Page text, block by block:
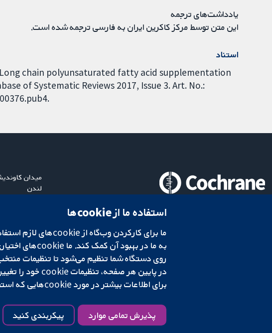
یادداشت‌های ترجمه
این متن توسط مرکز کاکرین ایران به فارسی ترجمه شده است.
استناد
Long chain polyunsaturated fatty acid supplementation
of Systematic Reviews 2017, Issue 3. Art. No.:
میدان کاوندیش
لندن
شبکه همکاری کاکرین، یک مؤسسه خیریه (شماره 1045921) و یک شرکت با مسئولیت محدود به‌صورت ضمانت (شماره 03044323) ثبت‌شده در انگلستان و ولز است. شماره ثبت مالیات بر ارزش افزوده: GB 718 2127 49.
سلب مسئولیت حریم خصوصی| سیاست کوکی‌ها|تنظیمات کوکی
استفاده ما از cookie‌ها
در پایین هر صفحه، تنظیمات cookie‌ خود را تغییر دهید.
برای اطلاعات بیشتر در مورد cookie‌هایی که استفاده می‌کنیم،
پذیرش تمامی موارد پیکربندی کنید